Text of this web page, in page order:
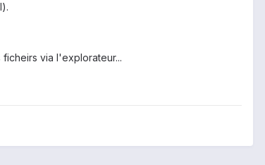
via l'explorateur...